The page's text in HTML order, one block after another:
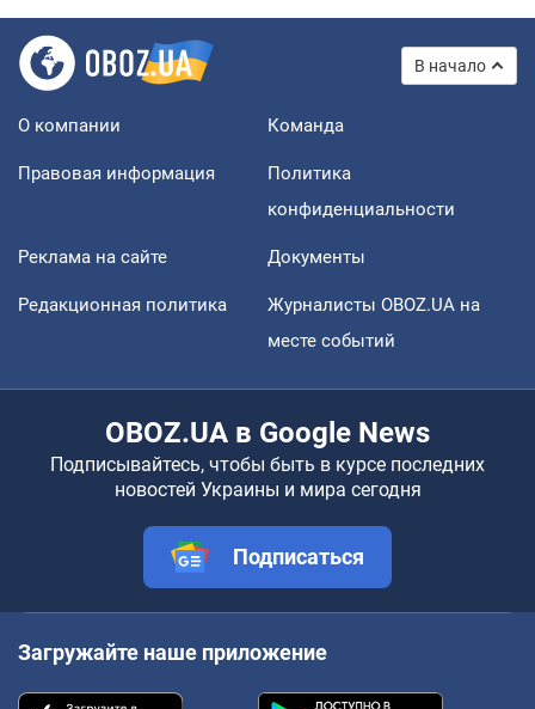
В начало
О компании Команда
Правовая информация
Политика
конфиденциальности
Реклама на сайте Документы
Редакционная политика
Журналисты OBOZ.UA на
месте событий
OBOZ.UA в Google News
Подписывайтесь, чтобы быть в курсе последних
новостей Украины и мира сегодня
Подписаться
Загружайте наше приложение